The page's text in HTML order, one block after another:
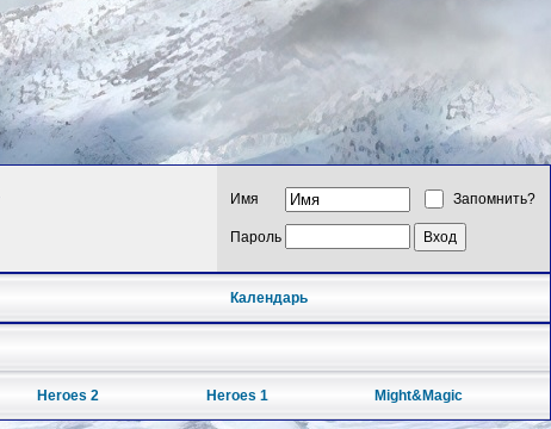
Имя Запомнить?
Пароль
Календарь
Heroes 2 Heroes 1 Might&Magic